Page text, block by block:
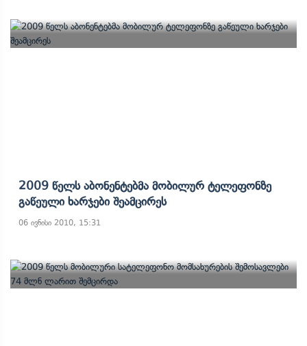
2009 Წელს Აბონენტებმა Მობილურ Ტელეფონზე
Გაწეული Ხარჯები Შეამცირეს
06 ივნისი 2010, 15:31